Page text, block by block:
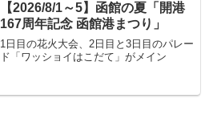
【2026/8/1～5】函館の夏「開港
167周年記念 函館港まつり」
1日目の花火大会、2日目と3日目のパレー
ド「ワッショイはこだて」がメイン